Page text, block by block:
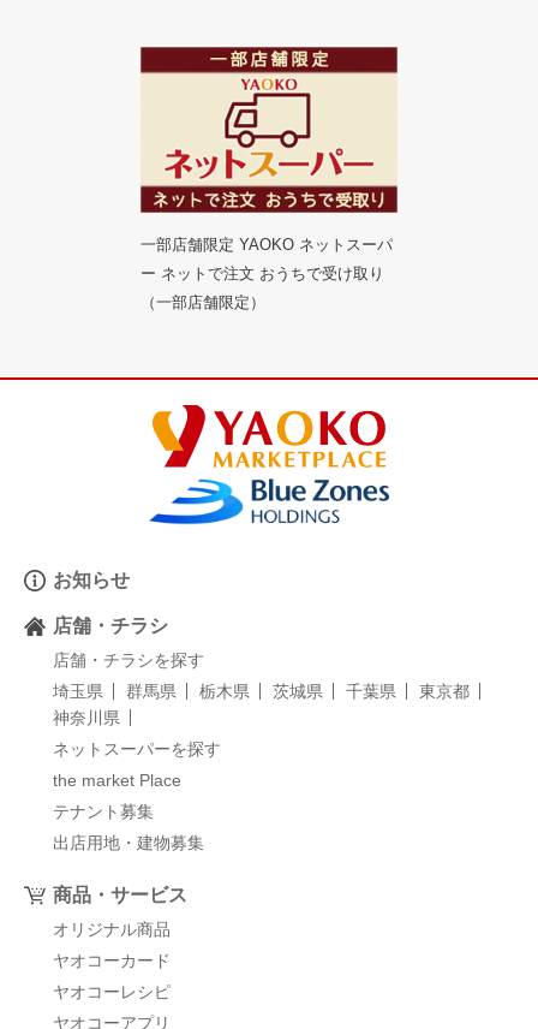
一部店舗限定 YAOKO ネットスーパ
ー ネットで注文 おうちで受け取り
（一部店舗限定）
お知らせ
店舗・チラシ
店舗・チラシを探す
埼玉県
群馬県 栃木県 茨城県 千葉県
東京都
神奈川県
ネットスーパーを探す
the market Place
テナント募集
出店用地・建物募集
商品・サービス
オリジナル商品
ヤオコーカード
ヤオコーレシピ
ヤオコーアプリ